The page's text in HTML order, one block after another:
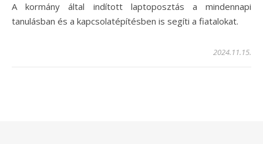
A kormány által indított laptoposztás a mindennapi
tanulásban és a kapcsolatépítésben is segíti a fiatalokat.
2024.11.15.